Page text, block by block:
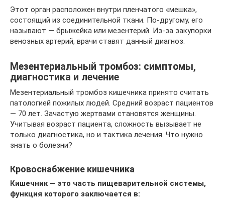
Этот орган расположен внутри пленчатого «мешка»,
состоящий из соединительной ткани. По-другому, его
называют — брыжейка или мезентерий. Из-за закупорки
венозных артерий, врачи ставят данный диагноз.
Мезентериальный тромбоз: симптомы,
диагностика и лечение
Мезентериальный тромбоз кишечника принято считать
патологией пожилых людей. Средний возраст пациентов
— 70 лет. Зачастую жертвами становятся женщины.
Учитывая возраст пациента, сложность вызывает не
только диагностика, но и тактика лечения. Что нужно
знать о болезни?
Кровоснабжение кишечника
Кишечник — это часть пищеварительной системы,
функция которого заключается в: